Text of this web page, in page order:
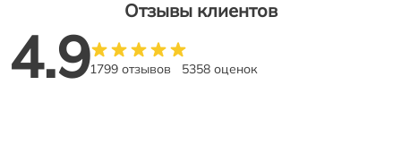
Отзывы клиентов
4.91799 отзывов 5358 оценок